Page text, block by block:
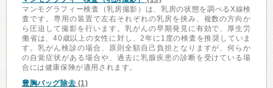
マンモグラフィー検査（乳房撮影）は、乳房の状態を調べるX線検
査です。専用の装置で左右それぞれの乳房を挟み、複数の方向か
ら圧迫して撮影を行います。乳がんの早期発見に有効で、厚生労
働省は、40歳以上の女性に対し、2年に1度の検査を推奨していま
す。乳がん検診の場合、原則全額自己負担となりますが、何らか
の自覚症状がある場合や、過去に乳腺疾患の診断を受けている場
合には健康保険が適用されます。
豊胸バッグ除去 (1)